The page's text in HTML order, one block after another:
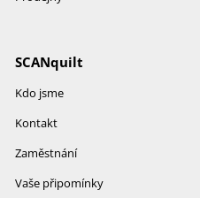
SCANquilt
Kdo jsme
Kontakt
Zaměstnání
Vaše připomínky